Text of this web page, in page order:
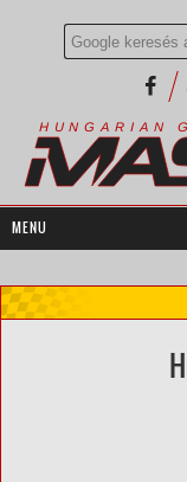
H U N G A R I A N G